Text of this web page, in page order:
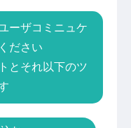
ーザコミニュケ
ださい
とそれ以下のツ